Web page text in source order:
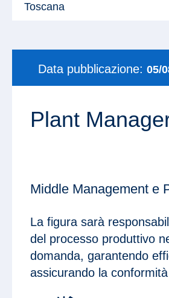
Toscana
Data pubblicazione: 05/
Plant
Middle Management e
La figura sarà
del processo produttivo
domanda, garantendo
assicurando la